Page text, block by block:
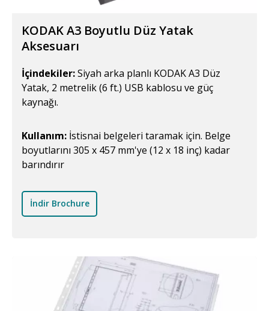
KODAK A3 Boyutlu Düz Yatak
Aksesuarı
İçindekiler:Siyah arka planlı KODAK A3 Düz
Yatak, 2 metrelik (6 ft.) USB kablosu ve güç
kaynağı.
Kullanım: İstisnai belgeleri taramak için. Belge
boyutlarını 305 x 457 mm'ye (12 x 18 inç) kadar
barındırır
İndir Brochure